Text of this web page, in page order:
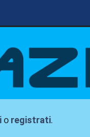
o registrati.